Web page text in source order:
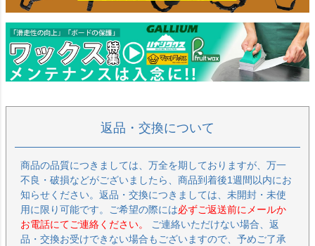
返品・交換について
商品の品質につきましては、万全を期しておりますが、万一
不良・破損などがございましたら、商品到着後1週間以内にお
知らせください。返品・交換につきましては、未開封・未使
用に限り可能です。ご希望の際には必ずご返送前にメールか
お電話にてご連絡ください。
ご連絡いただけない場合、返
品・交換お受けできない場合もございますので、予めご了承